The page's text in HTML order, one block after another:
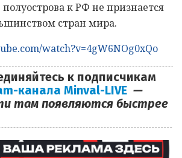
к РФ не признается
стран мира.
watch?v=4gW6NOg0xQo
к подписчикам
канала Minval-LIVE —
там появляются быстрее